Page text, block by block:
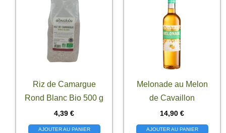
Riz de Camargue
Rond Blanc Bio 500 g
4,39 €
AJOUTER AU PANIER
Melonade au Melon
de Cavaillon
14,90 €
AJOUTER AU PANIER